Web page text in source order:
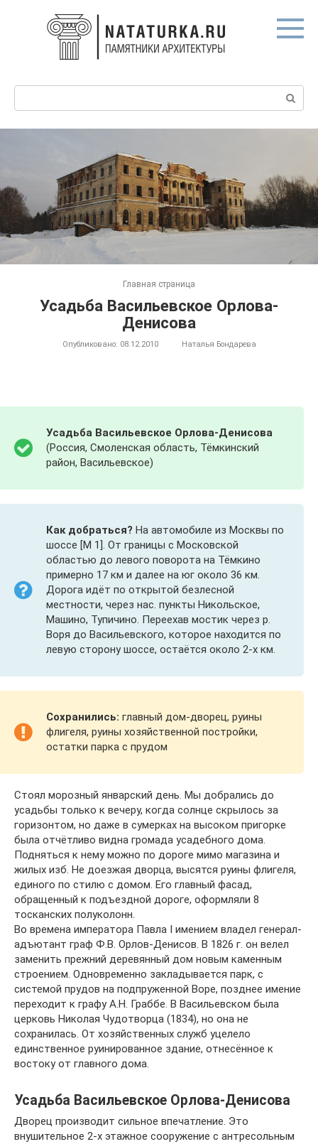
Главная страница
Усадьба Васильевское Орлова-
Денисова
Опубликовано: 08.12.2010 Наталья Бондарева
Усадьба Васильевское Орлова-Денисова
(Россия, Смоленская область, Тёмкинский
район, Васильевское)
Как добраться? На автомобиле из Москвы по
шоссе [М 1]. От границы с Московской
областью до левого поворота на Тёмкино
примерно 17 км и далее на юг около 36 км.
Дорога идёт по открытой безлесной
местности, через нас. пункты Никольское,
Машино, Тупичино. Переехав мостик через р.
Воря до Васильевского, которое находится по
левую сторону шоссе, остаётся около 2-х км.
Сохранились: главный дом-дворец, руины
флигеля, руины хозяйственной постройки,
остатки парка с прудом
Стоял морозный январский день. Мы добрались до
усадьбы только к вечеру, когда солнце скрылось за
горизонтом, но даже в сумерках на высоком пригорке
была отчётливо видна громада усадебного дома.
Подняться к нему можно по дороге мимо магазина и
жилых изб. Не доезжая дворца, высятся руины флигеля,
единого по стилю с домом. Его главный фасад,
обращенный к подъездной дороге, оформляли 8
тосканских полуколонн.
Во времена императора Павла I имением владел генерал-
адъютант граф Ф.В. Орлов-Денисов. В 1826 г. он велел
заменить прежний деревянный дом новым каменным
строением. Одновременно закладывается парк, с
системой прудов на подпруженной Воре, позднее имение
переходит к графу А.Н. Граббе. В Васильевском была
церковь Николая Чудотворца (1834), но она не
сохранилась. От хозяйственных служб уцелело
единственное руинированное здание, отнесённое к
востоку от главного дома.
Усадьба Васильевское Орлова-Денисова
Дворец производит сильное впечатление. Это
внушительное 2-х этажное сооружение с антресольным